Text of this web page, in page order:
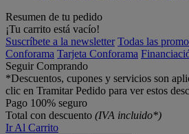
Resumen de tu pedido
¡Tu carrito está vacío!
Suscríbete a la newsletter Todas las
Conforama Tarjeta Conforama
Seguir Comprando
*Descuentos, cupones y servicios son
clic en Tramitar Pedido para ver estos
Pago 100% seguro
Total con descuento (IVA incluido*)
Ir Al Carrito